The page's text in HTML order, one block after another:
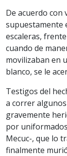
De acuerdo con
supuestamente
escaleras,
cuando de
movilizaban en
blanco, se le
Testigos del
a correr
gravemente
por
Mecuc-, que lo
finalmente